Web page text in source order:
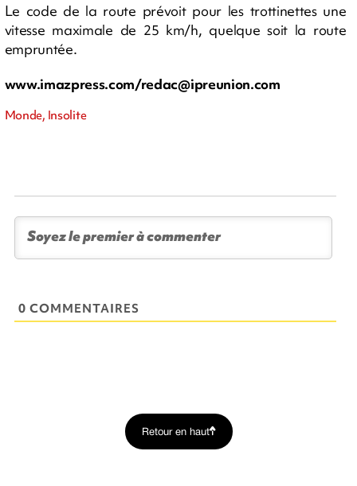
Le code de la route prévoit pour les trottinettes une
vitesse maximale de 25 km/h, quelque soit la route
empruntée.
www.imazpress.com/redac@ipreunion.com
Monde, Insolite
0 COMMENTAIRES
Retour en haut